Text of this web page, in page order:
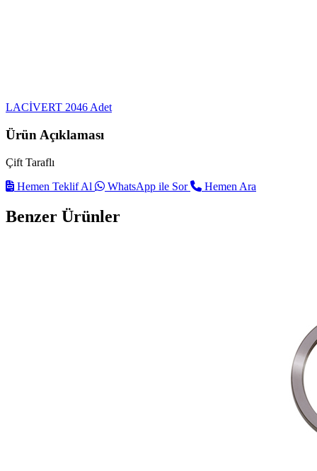
LACİVERT 2046 Adet
Ürün Açıklaması
Çift Taraflı
Hemen Teklif Al
WhatsApp ile Sor Hemen Ara
Benzer Ürünler